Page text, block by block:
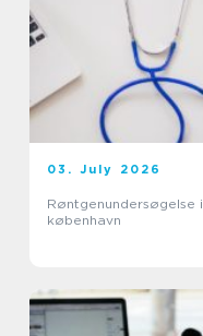
03. July 2026
Røntgenundersøgelse i
københavn